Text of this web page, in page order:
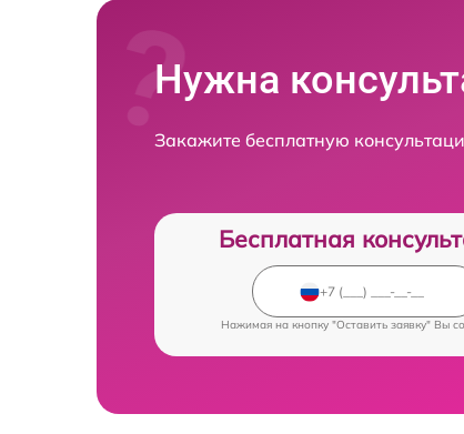
Нужна
Закажите бесплатную
Бесплатная
Нажимая на кнопку "Оставить заявку" Вы